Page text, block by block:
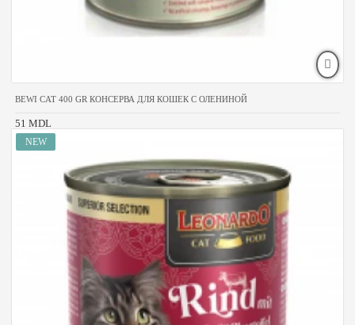
BEWI CAT 400 GR КОНСЕРВА ДЛЯ КОШЕК С ОЛЕНИНОЙ
51 MDL